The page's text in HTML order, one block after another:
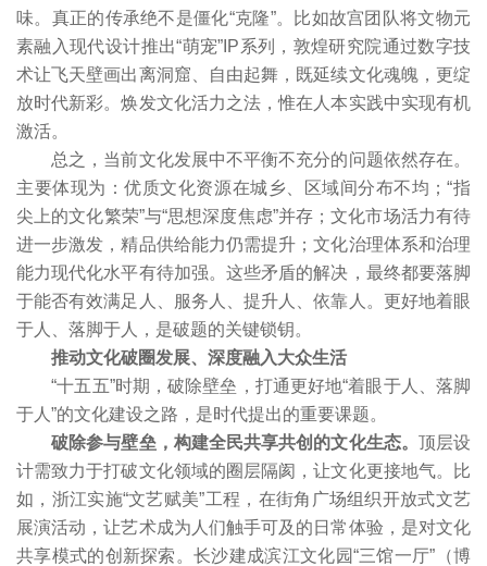
味。真正的传承绝不是僵化“克隆”。比如故宫团队将文物元
素融入现代设计推出“萌宠”IP系列，敦煌研究院通过数字技
术让飞天壁画出离洞窟、自由起舞，既延续文化魂魄，更绽
放时代新彩。焕发文化活力之法，惟在人本实践中实现有机
激活。
总之，当前文化发展中不平衡不充分的问题依然存在。
主要体现为：优质文化资源在城乡、区域间分布不均；“指
尖上的文化繁荣”与“思想深度焦虑”并存；文化市场活力有待
进一步激发，精品供给能力仍需提升；文化治理体系和治理
能力现代化水平有待加强。这些矛盾的解决，最终都要落脚
于能否有效满足人、服务人、提升人、依靠人。更好地着眼
于人、落脚于人，是破题的关键锁钥。
推动文化破圈发展、深度融入大众生活
“十五五”时期，破除壁垒，打通更好地“着眼于人、落脚
于人”的文化建设之路，是时代提出的重要课题。
破除参与壁垒，构建全民共享共创的文化生态。 顶层设
计需致力于打破文化领域的圈层隔阂，让文化更接地气。比
如，浙江实施“文艺赋美”工程，在街角广场组织开放式文艺
展演活动，让艺术成为人们触手可及的日常体验，是对文化
共享模式的创新探索。长沙建成滨江文化园“三馆一厅”（博